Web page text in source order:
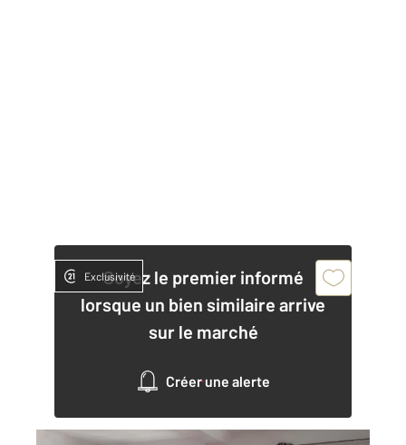
Soyez le premier informé
lorsque un bien similaire arrive
sur le marché
Créer une alerte
Exclusivité